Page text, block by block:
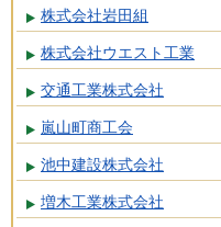
株式会社岩田組
株式会社ウエスト工業
交通工業株式会社
嵐山町商工会
池中建設株式会社
増木工業株式会社